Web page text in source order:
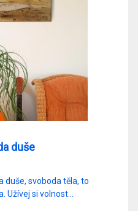
duše
duše, svoboda těla, to
Užívej si volnost…